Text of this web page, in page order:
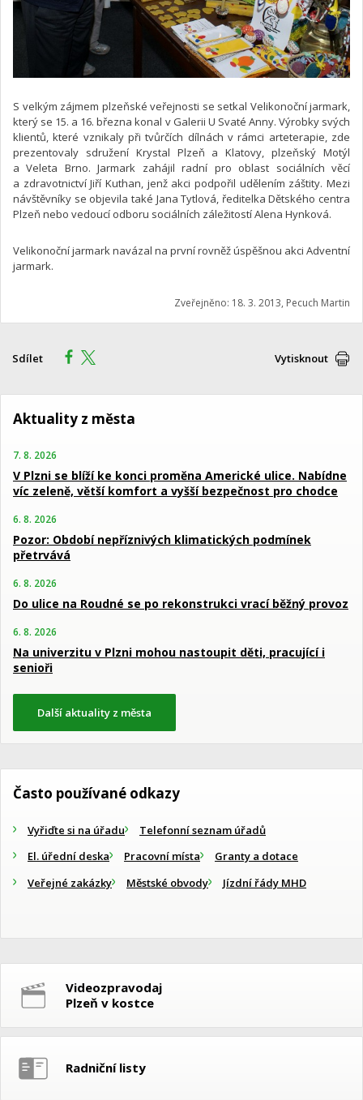
S velkým zájmem plzeňské veřejnosti se setkal Velikonoční jarmark,
který se 15. a 16. března konal v Galerii U Svaté Anny. Výrobky svých
klientů, které vznikaly při tvůrčích dílnách v rámci arteterapie, zde
prezentovaly sdružení Krystal Plzeň a Klatovy, plzeňský Motýl
a Veleta Brno. Jarmark zahájil radní pro oblast sociálních věcí
a zdravotnictví Jiří Kuthan, jenž akci podpořil udělením záštity. Mezi
návštěvníky se objevila také Jana Tytlová, ředitelka Dětského centra
Plzeň nebo vedoucí odboru sociálních záležitostí Alena Hynková.
Velikonoční jarmark navázal na první rovněž úspěšnou akci Adventní
jarmark.
Zveřejněno: 18. 3. 2013, Pecuch Martin
Sdílet Vytisknout
Aktuality z města
7. 8. 2026
V Plzni se blíží ke konci proměna Americké ulice. Nabídne
víc zeleně, větší komfort a vyšší bezpečnost pro chodce
6. 8. 2026
Pozor: Období nepříznivých klimatických podmínek
přetrvává
6. 8. 2026
Do ulice na Roudné se po rekonstrukci vrací běžný provoz
6. 8. 2026
Na univerzitu v Plzni mohou nastoupit děti, pracující i
senioři
Další aktuality z města
Často používané odkazy
Vyřiďte si na úřadu
Telefonní seznam úřadů
El. úřední deska
Pracovní místa
Granty a dotace
Veřejné zakázky
Městské obvody Jízdní řády MHD
Videozpravodaj
Plzeň v kostce
Radniční listy